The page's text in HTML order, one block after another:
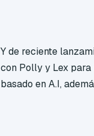
Y de reciente
con Polly y Lex
basado en A.I,